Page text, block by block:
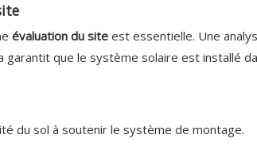
évaluation du site est essentielle. Une
garantit que le système solaire est installé
du sol à soutenir le système de montage.